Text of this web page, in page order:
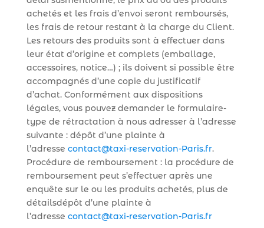
achetés et les frais d’envoi seront remboursés,
les frais de retour restant à la charge du Client.
Les retours des produits sont à effectuer dans
leur état d’origine et complets (emballage,
accessoires, notice…) ; ils doivent si possible être
accompagnés d’une copie du justificatif
d’achat. Conformément aux dispositions
légales, vous pouvez demander le formulaire-
type de rétractation à nous adresser à l’adresse
suivante : dépôt d’une plainte à
l’adresse contact@taxi-reservation-Paris.fr.
Procédure de remboursement : la procédure de
remboursement peut s’effectuer après une
enquête sur le ou les produits achetés, plus de
détailsdépôt d’une plainte à
l’adresse contact@taxi-reservation-Paris.fr